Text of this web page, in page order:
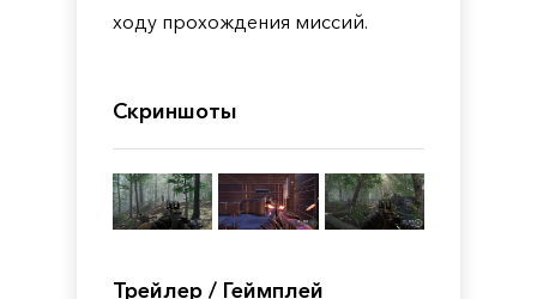
ходу прохождения миссий.
Скриншоты
Трейлер / Геймплей